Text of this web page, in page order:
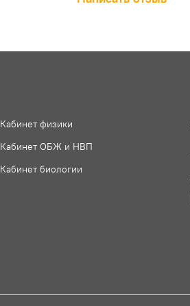
Кабинет физики
Кабинет ОБЖ и НВП
Кабинет биологии